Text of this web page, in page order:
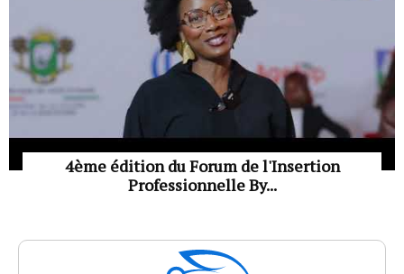
4ème édition du Forum de l'Insertion
Professionnelle By...